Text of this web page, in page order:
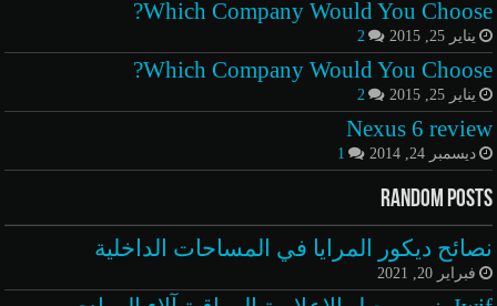
Which Company Would You Choose?
يناير 25, 2015 2
Which Company Would You Choose?
يناير 25, 2015 2
Nexus 6 review
ديسمبر 24, 2014 1
Random Posts
نصائح ديكور المرايا في المساحات الداخلية
فبراير 20, 2021